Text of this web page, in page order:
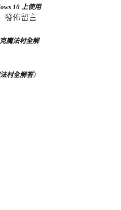
10 上使用
發佈留言
魔法村全解
村全解答〉